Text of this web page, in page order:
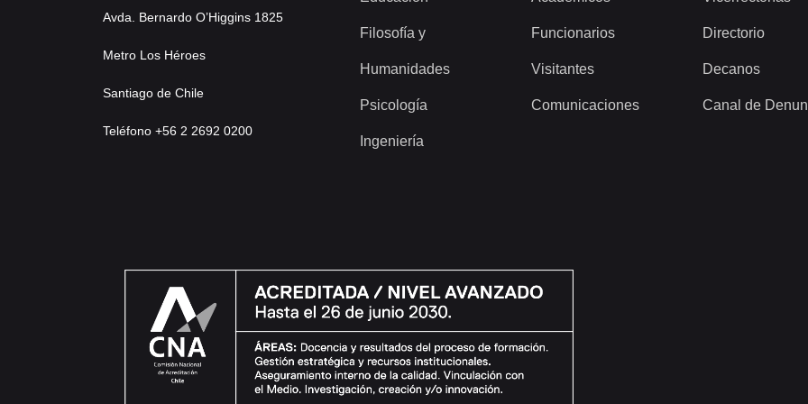
Avda. Bernardo O’Higgins 1825
Metro Los Héroes
Santiago de Chile
Teléfono +56 2 2692 0200
Filosofía y
Humanidades
Psicología
Ingeniería
Funcionarios
Visitantes
Comunicaciones
Directorio
Decanos
Canal de